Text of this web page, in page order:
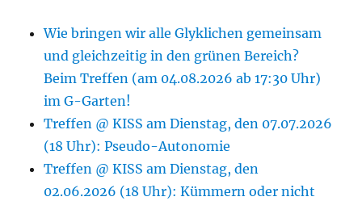
Wie bringen wir alle Glyklichen gemeinsam
und gleichzeitig in den grünen Bereich?
Beim Treffen (am 04.08.2026 ab 17:30 Uhr)
im G-Garten!
Treffen @ KISS am Dienstag, den 07.07.2026
(18 Uhr): Pseudo-Autonomie
Treffen @ KISS am Dienstag, den
02.06.2026 (18 Uhr): Kümmern oder nicht